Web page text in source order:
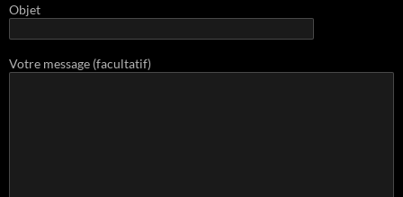
Objet
Votre message (facultatif)